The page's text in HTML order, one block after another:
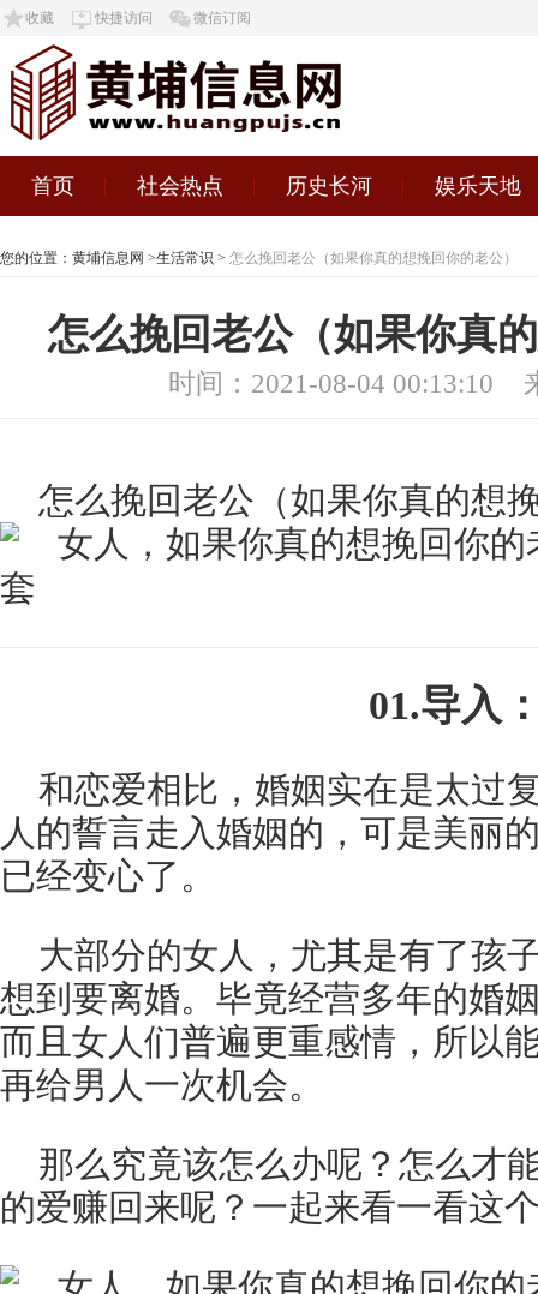
收藏 快捷访问 微信订阅
首页 社会热点 历史长河 娱乐天地
您的位置： 黄埔信息网 >生活常识 > 怎么挽回老公（如果你真的想挽回你的老公）
怎么挽回老公（如果你真
时间：2021-08-04 00:13:10
怎么挽回老公（如果你真的想
01.导入
和恋爱相比，婚姻实在是太过
人的誓言走入婚姻的，可是美丽
已经变心了。
大部分的女人，尤其是有了孩
想到要离婚。毕竟经营多年的婚
而且女人们普遍更重感情，所以
再给男人一次机会。
那么究竟该怎么办呢？怎么才
的爱赚回来呢？一起来看一看这